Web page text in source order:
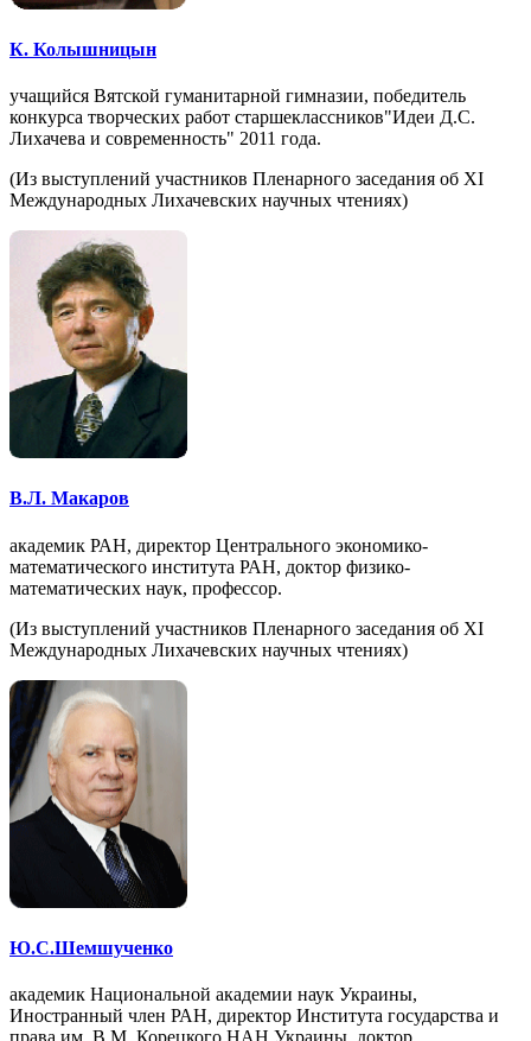
К. Колышницын
учащийся Вятской гуманитарной гимназии, победитель
конкурса творческих работ старшеклассников"Идеи Д.С.
Лихачева и современность" 2011 года.
(Из выступлений участников Пленарного заседания об XI
Международных Лихачевских научных чтениях)
В.Л. Макаров
академик РАН, директор Центрального экономико-
математического института РАН, доктор физико-
математических наук, профессор.
(Из выступлений участников Пленарного заседания об XI
Международных Лихачевских научных чтениях)
Ю.С.Шемшученко
академик Национальной академии наук Украины,
Иностранный член РАН, директор Института государства и